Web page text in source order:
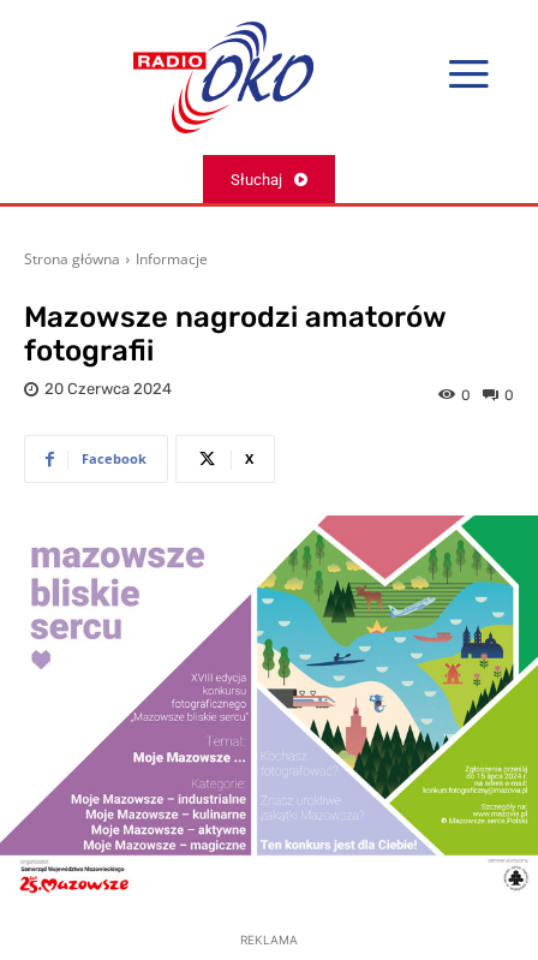
Słuchaj
Strona główna Informacje
Mazowsze nagrodzi amatorów
fotografii
20 Czerwca 2024 0
0
Facebook X
REKLAMA